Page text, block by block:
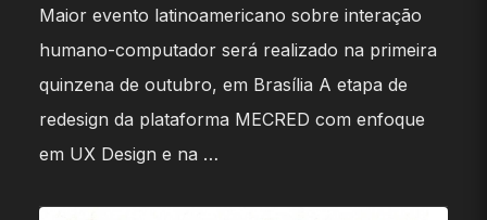
Maior evento latinoamericano sobre interação
humano-computador será realizado na primeira
quinzena de outubro, em Brasília A etapa de
redesign da plataforma MECRED com enfoque
em UX Design e na …